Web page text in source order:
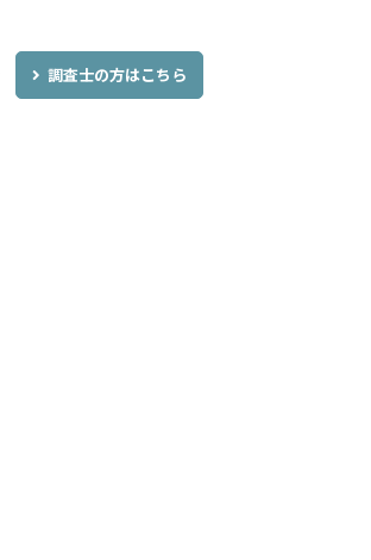
調査士の方はこちら